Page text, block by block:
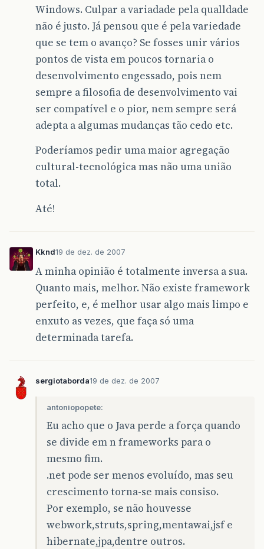
Windows. Culpar a variadade pela qualldade
não é justo. Já pensou que é pela variedade
que se tem o avanço? Se fosses unir vários
pontos de vista em poucos tornaria o
desenvolvimento engessado, pois nem
sempre a filosofia de desenvolvimento vai
ser compatível e o pior, nem sempre será
adepta a algumas mudanças tão cedo etc.
Poderíamos pedir uma maior agregação
cultural-tecnológica mas não uma união
total.
Até!
Kknd19 de dez. de 2007
A minha opinião é totalmente inversa a sua.
Quanto mais, melhor. Não existe framework
perfeito, e, é melhor usar algo mais limpo e
enxuto as vezes, que faça só uma
determinada tarefa.
sergiotaborda19 de dez. de 2007
antoniopopete:
Eu acho que o Java perde a força quando
se divide em n frameworks para o
mesmo fim.
.net pode ser menos evoluído, mas seu
crescimento torna-se mais consiso.
Por exemplo, se não houvesse
webwork,struts,spring,mentawai,jsf e
hibernate,jpa,dentre outros.